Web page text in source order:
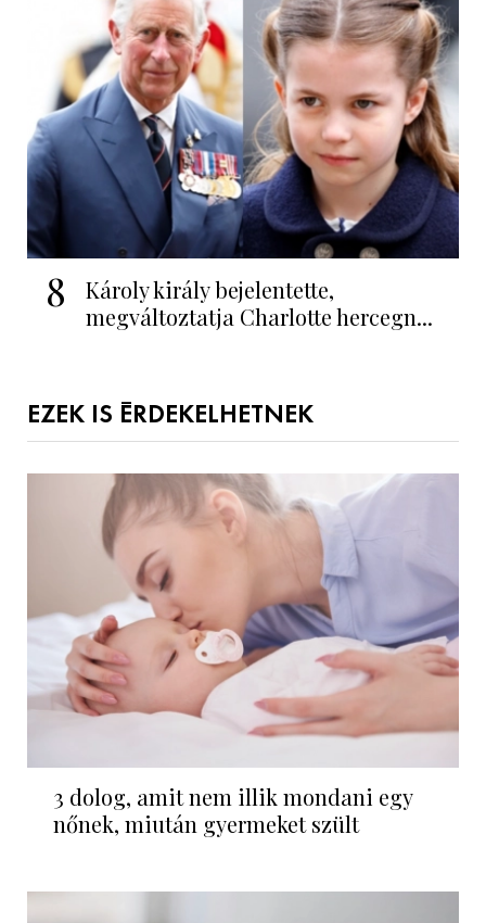
8
Károly király bejelentette,
megváltoztatja Charlotte hercegn...
EZEK IS ÉRDEKELHETNEK
3 dolog, amit nem illik mondani egy
nőnek, miután gyermeket szült